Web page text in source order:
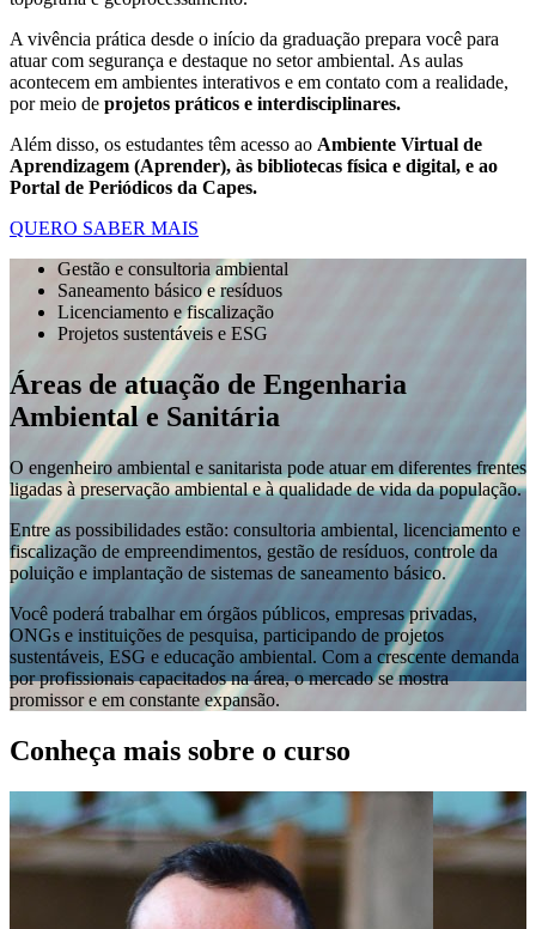
A vivência prática desde o início da graduação prepara você para
atuar com segurança e destaque no setor ambiental. As aulas
acontecem em ambientes interativos e em contato com a realidade,
por meio de projetos práticos e interdisciplinares.
Além disso, os estudantes têm acesso ao Ambiente Virtual de
Aprendizagem (Aprender), às bibliotecas física e digital, e ao
Portal de Periódicos da Capes.
QUERO SABER MAIS
Gestão e consultoria ambiental
Saneamento básico e resíduos
Licenciamento e fiscalização
Projetos sustentáveis e ESG
Áreas de atuação de Engenharia
Ambiental e Sanitária
O engenheiro ambiental e sanitarista pode atuar em diferentes frentes
ligadas à preservação ambiental e à qualidade de vida da população.
Entre as possibilidades estão: consultoria ambiental, licenciamento e
fiscalização de empreendimentos, gestão de resíduos, controle da
poluição e implantação de sistemas de saneamento básico.
Você poderá trabalhar em órgãos públicos, empresas privadas,
ONGs e instituições de pesquisa, participando de projetos
sustentáveis, ESG e educação ambiental. Com a crescente demanda
por profissionais capacitados na área, o mercado se mostra
promissor e em constante expansão.
Conheça mais sobre o curso